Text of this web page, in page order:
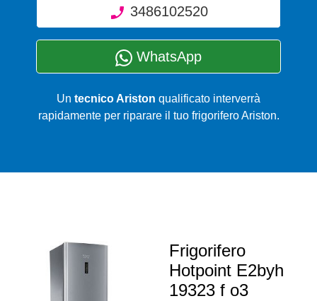
3486102520
WhatsApp
Un tecnico Ariston qualificato interverrà
rapidamente per riparare il tuo frigorifero Ariston.
Frigorifero
Hotpoint E2byh
19323 f o3